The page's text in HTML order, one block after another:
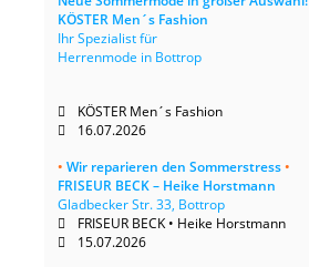
KÖSTER Men´s Fashion
Ihr Spezialist für
Herrenmode in Bottrop
KÖSTER Men´s Fashion
16.07.2026
• Wir reparieren den Sommerstress•
FRISEUR BECK – Heike Horstmann
Gladbecker Str. 33, Bottrop
FRISEUR BECK • Heike Horstmann
15.07.2026